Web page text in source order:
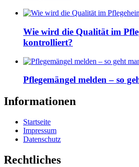
Wie wird die Qualität im
kontrolliert?
Pflegemängel melden – so
Informationen
Startseite
Impressum
Datenschutz
Rechtliches